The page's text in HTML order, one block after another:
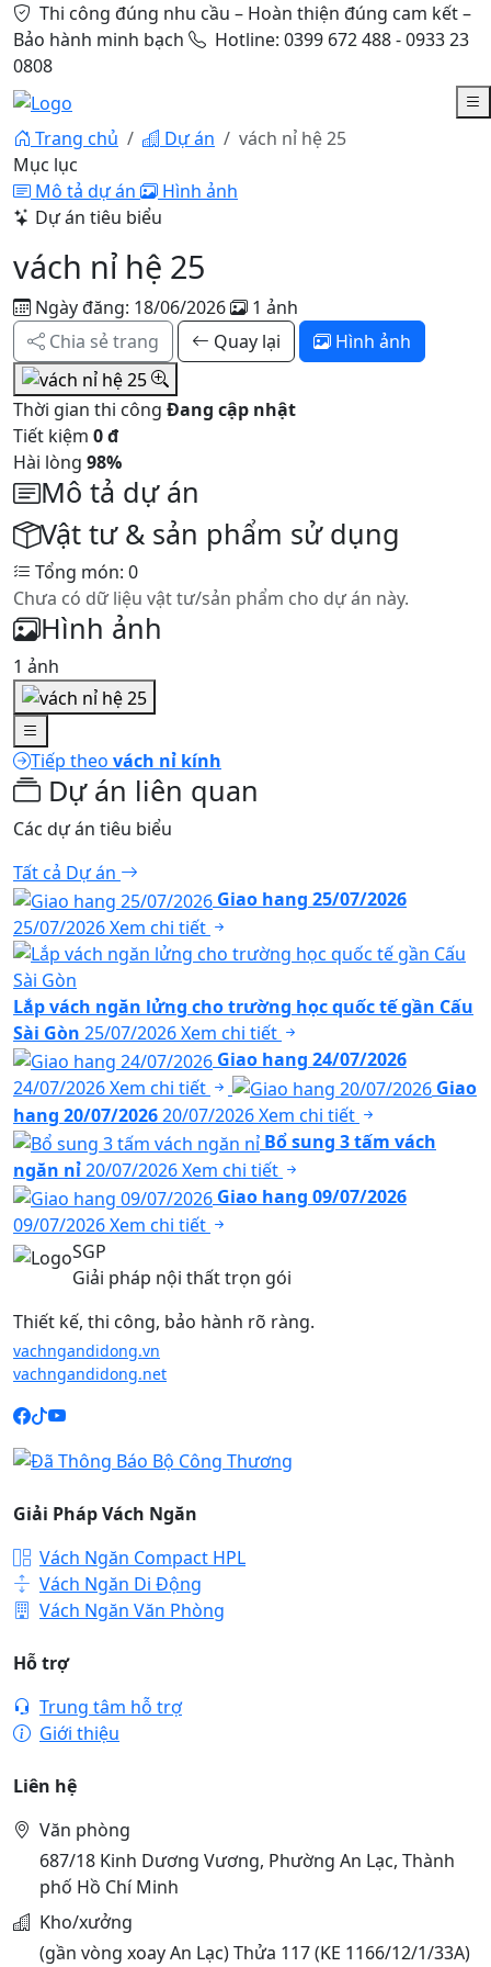
Thi công đúng nhu cầu – Hoàn thiện đúng cam kết –
Bảo hành minh bạch
Hotline: 0399 672 488 - 0933 23
0808
Trang chủ Dự án
vách nỉ hệ 25
Mục lục
Mô tả dự án
Hình ảnh
Dự án tiêu biểu
vách nỉ hệ 25
Ngày đăng: 18/06/2026
1 ảnh
Chia sẻ trang
Quay lại Hình ảnh
Thời gian thi công Đang cập nhật
Tiết kiệm 0 đ
Hài lòng 98%
Mô tả dự án
Vật tư & sản phẩm sử dụng
Tổng món: 0
Chưa có dữ liệu vật tư/sản phẩm cho dự án này.
Hình ảnh
1 ảnh
Tiếp theo vách nỉ kính
Dự án liên quan
Các dự án tiêu biểu
Tất cả Dự án
Giao hang 25/07/2026
25/07/2026Xem chi tiết
Lắp vách ngăn lửng cho trường học quốc tế gần Cấu
Sài Gòn 25/07/2026Xem chi tiết
Giao hang 24/07/2026
24/07/2026Xem chi tiết
Giao
hang 20/07/202620/07/2026Xem chi tiết
Bổ sung 3 tấm vách
ngăn nỉ20/07/2026Xem chi tiết
Giao hang 09/07/2026
09/07/2026Xem chi tiết
SGP
Giải pháp nội thất trọn gói
Thiết kế, thi công, bảo hành rõ ràng.
vachngandidong.vn
vachngandidong.net
Giải Pháp Vách Ngăn
Vách Ngăn Compact HPL
Vách Ngăn Di Động
Vách Ngăn Văn Phòng
Hỗ trợ
Trung tâm hỗ trợ
Giới thiệu
Liên hệ
Văn phòng
687/18 Kinh Dương Vương, Phường An Lạc, Thành
phố Hồ Chí Minh
Kho/xưởng
(gần vòng xoay An Lạc) Thửa 117 (KE 1166/12/1/33A)